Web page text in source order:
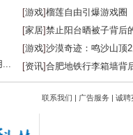
[游戏]榴莲自由引爆游戏圈
[家居]禁止阳台晒被子背后
[游戏]沙漠奇迹：鸣沙山顶
[资讯]合肥地铁行李箱墙背
联系我们 | 广告服务 | 诚聘